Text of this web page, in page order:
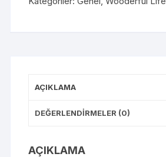
AÇIKLAMA
DEĞERLENDIRMELER (0)
AÇIKLAMA